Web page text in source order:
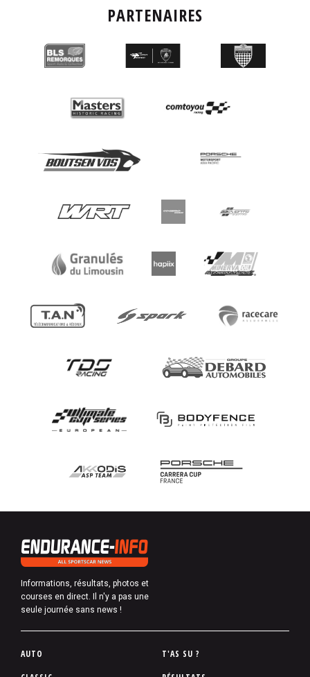
PARTENAIRES
Informations, résultats, photos et
courses en direct. Il n'y a pas une
seule journée sans news !
P
AUTO
T'AS SU ?